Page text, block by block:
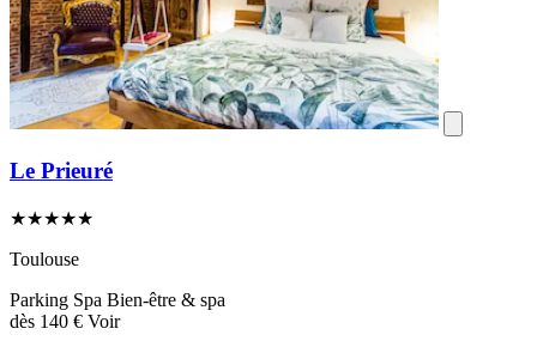
Le Prieuré
★★★★★
Toulouse
Parking Spa Bien-être & spa
dès 140 € Voir